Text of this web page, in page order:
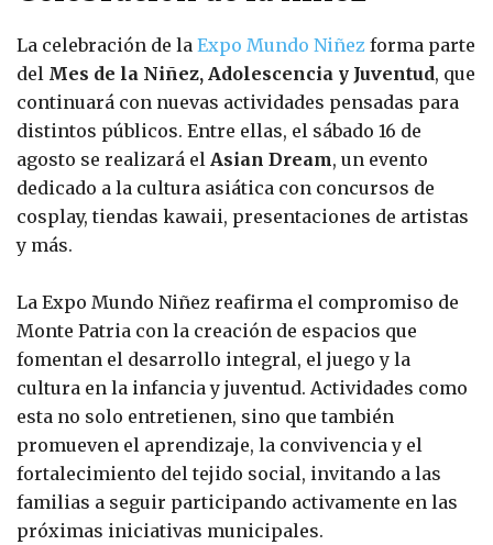
La celebración de la Expo Mundo Niñez forma parte
del Mes de la Niñez, Adolescencia y Juventud, que
continuará con nuevas actividades pensadas para
distintos públicos. Entre ellas, el sábado 16 de
agosto se realizará el Asian Dream, un evento
dedicado a la cultura asiática con concursos de
cosplay, tiendas kawaii, presentaciones de artistas
y más.
La Expo Mundo Niñez reafirma el compromiso de
Monte Patria con la creación de espacios que
fomentan el desarrollo integral, el juego y la
cultura en la infancia y juventud. Actividades como
esta no solo entretienen, sino que también
promueven el aprendizaje, la convivencia y el
fortalecimiento del tejido social, invitando a las
familias a seguir participando activamente en las
próximas iniciativas municipales.